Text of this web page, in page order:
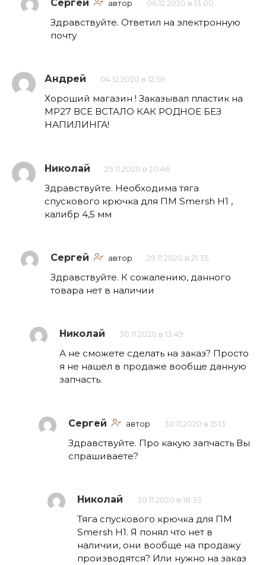
Сергей автор 06.12.2020 в 13:00
Здравствуйте. Ответил на электронную
почту
Андрей 04.12.2020 в 12:59
Хороший магазин ! Заказывал пластик на
МР27 ВСЕ ВСТАЛО КАК РОДНОЕ БЕЗ
НАПИЛИНГА!
Николай 29.11.2020 в 20:46
Здравствуйте. Необходима тяга
спускового крючка для ПМ Smersh H1 ,
калибр 4,5 мм
Сергей автор 29.11.2020 в 21:35
Здравствуйте. К сожалению, данного
товара нет в наличии
Николай 30.11.2020 в 13:49
А не сможете сделать на заказ? Просто
я не нашел в продаже вообще данную
запчасть.
Сергей автор 30.11.2020 в 15:13
Здравствуйте. Про какую запчасть Вы
спрашиваете?
Николай 30.11.2020 в 18:33
Тяга спускового крючка для ПМ
Smersh H1. Я понял что нет в
наличии, они вообще на продажу
производятся? Или нужно на заказ